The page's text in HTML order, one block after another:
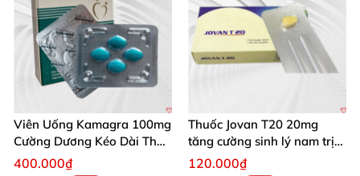
Viên Uống Kamagra 100mg
Cường Dương Kéo Dài Thời
Gian
400.000₫
Thuốc Jovan T20 20mg
tăng cường sinh lý nam trị
xuất tinh sớm hiệu quả
120.000₫